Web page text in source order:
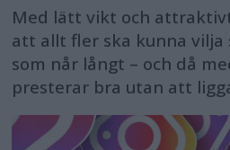
Med lätt vikt och
att allt fler ska kunna vilja
som når långt – och då
presterar bra utan att